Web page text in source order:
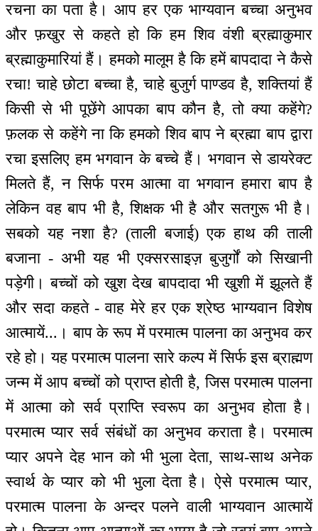
रचना का पता है। आप हर एक भाग्यवान बच्चा अनुभव
और फ़खुर से कहते हो कि हम शिव वंशी ब्रह्माकुमार
ब्रह्माकुमारियां हैं। हमको मालूम है कि हमें बापदादा ने कैसे
रचा! चाहे छोटा बच्चा है, चाहे बुजुर्ग पाण्डव है, शक्तियां हैं
किसी से भी पूछेंगे आपका बाप कौन है, तो क्या कहेंगे?
फ़लक से कहेंगे ना कि हमको शिव बाप ने ब्रह्मा बाप द्वारा
रचा इसलिए हम भगवान के बच्चे हैं। भगवान से डायरेक्ट
मिलते हैं, न सिर्फ परम आत्मा वा भगवान हमारा बाप है
लेकिन वह बाप भी है, शिक्षक भी है और सतगुरू भी है।
सबको यह नशा है? (ताली बजाई) एक हाथ की ताली
बजाना - अभी यह भी एक्सरसाइज़ बुजुर्गों को सिखानी
पड़ेगी। बच्चों को खुश देख बापदादा भी खुशी में झूलते हैं
और सदा कहते - वाह मेरे हर एक श्रेष्ठ भाग्यवान विशेष
आत्मायें...। बाप के रूप में परमात्म पालना का अनुभव कर
रहे हो। यह परमात्म पालना सारे कल्प में सिर्फ इस ब्राह्मण
जन्म में आप बच्चों को प्राप्त होती है, जिस परमात्म पालना
में आत्मा को सर्व प्राप्ति स्वरूप का अनुभव होता है।
परमात्म प्यार सर्व संबंधों का अनुभव कराता है। परमात्म
प्यार अपने देह भान को भी भुला देता, साथ-साथ अनेक
स्वार्थ के प्यार को भी भुला देता है। ऐसे परमात्म प्यार,
परमात्म पालना के अन्दर पलने वाली भाग्यवान आत्मायें